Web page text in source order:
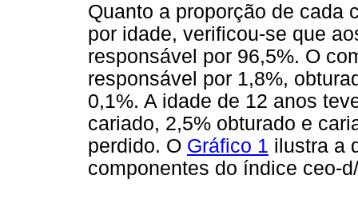
Quanto a proporção de cada
por idade, verificou-se que
responsável por 96,5%. O
responsável por 1,8%,
0,1%. A idade de 12 anos
cariado, 2,5% obturado e
perdido. O Gráfico 1 ilustra a
componentes do índice ceo-